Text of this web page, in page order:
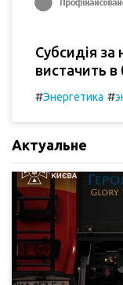
Субсидія
вистачить
#Энергетика #
Актуальне